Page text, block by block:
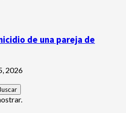
de una pareja de
2026